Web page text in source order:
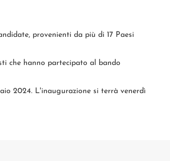
provenienti da più di 17 Paesi
che hanno partecipato al bando
2024. L'inaugurazione si terrà venerdì